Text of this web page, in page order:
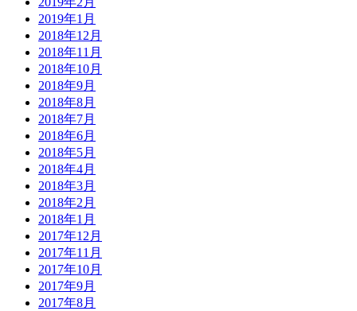
2019年1月
2018年12月
2018年11月
2018年10月
2018年9月
2018年8月
2018年7月
2018年6月
2018年5月
2018年4月
2018年3月
2018年2月
2018年1月
2017年12月
2017年11月
2017年10月
2017年9月
2017年8月